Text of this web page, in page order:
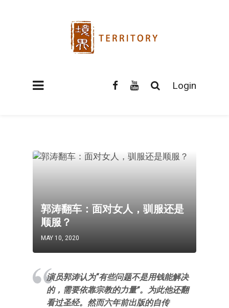
Login
郭涛翻车：面对女人，驯服还是
顺服？
MAY 10, 2020
演员郭涛认为“有些问题不是用钱能解决
的，需要依靠宗教的力量”。为此他还翻
看过圣经。然而六年前出版的自传